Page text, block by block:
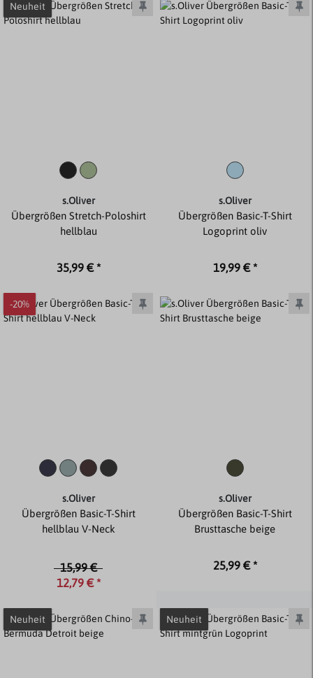
Neuheit
s.Oliver
Übergrößen Stretch-Poloshirt
hellblau
35,99 € *
s.Oliver
Übergrößen Basic-T-Shirt
Logoprint oliv
19,99 € *
-20%
s.Oliver
Übergrößen Basic-T-Shirt
hellblau V-Neck
15,99 €
12,79 € *
s.Oliver
Übergrößen Basic-T-Shirt
Brusttasche beige
25,99 € *
Neuheit Neuheit